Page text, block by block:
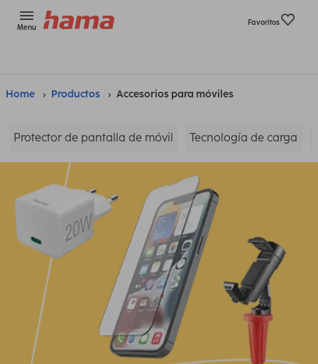
Menu
Favoritos
Home Productos Accesorios para móviles
Protector de pantalla de móvil Tecnología de carga